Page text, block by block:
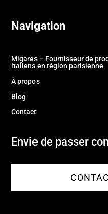
Navigation
Migares – Fournisseur de
italiens en région parisienne
À propos
Blog
Contact
Envie de passer